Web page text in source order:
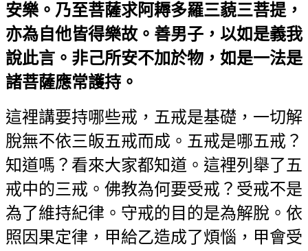
安樂。乃至菩薩求阿耨多羅三藐三菩提，
亦為自他皆得樂故。善男子，以如是義我
說此言。非己所安不加於物，如是一法是
諸菩薩應常護持。
這裡講要持哪些戒，五戒是基礎，一切解
脫無不依三皈五戒而成。五戒是哪五戒？
知道嗎？看來大家都知道。這裡列舉了五
戒中的三戒。佛教為何要受戒？受戒不是
為了維持紀律。守戒的目的是為解脫。依
照因果定律，甲給乙造成了煩惱，甲會受